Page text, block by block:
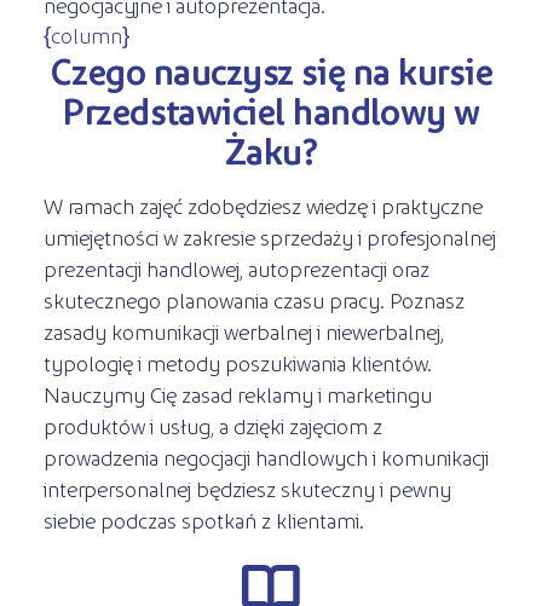
{column}
Czego nauczysz się na kursie
Przedstawiciel handlowy w
Żaku?
W ramach zajęć zdobędziesz wiedzę i praktyczne
umiejętności w zakresie sprzedaży i profesjonalnej
prezentacji handlowej, autoprezentacji oraz
skutecznego planowania czasu pracy. Poznasz
zasady komunikacji werbalnej i niewerbalnej,
typologię i metody poszukiwania klientów.
Nauczymy Cię zasad reklamy i marketingu
produktów i usług, a dzięki zajęciom z
prowadzenia negocjacji handlowych i komunikacji
interpersonalnej będziesz skuteczny i pewny
siebie podczas spotkań z klientami.
r